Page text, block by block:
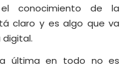
conocimiento de la
claro y es algo que va
última en todo no es